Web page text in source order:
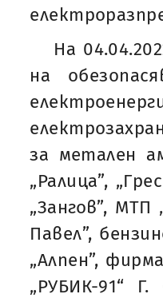
На
на
за метален
„Ралица”,
„Зангов”,
Павел”,
„Алпен”,
„РУБИК-91“